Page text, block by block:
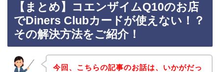
【まとめ】コエンザイムQ10のお店
でDiners Clubカードが使えない！？
その解決方法をご紹介！
今回、こちらの記事のお話は、いかがだっ